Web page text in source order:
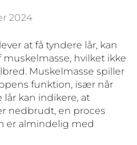
2024
at få tyndere lår, kan
hvilket ikke
Muskelmasse spiller
funktion, især når
kan indikere, at
nedbrudt, en proces
er almindelig med